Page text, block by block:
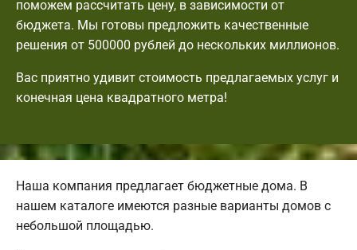
поможем рассчитать цену, в зависимости от
бюджета. Мы готовы предложить качественные
решения от 500000 рублей до нескольких миллионов.
Вас приятно удивит стоимость предлагаемых услуг и
конечная цена квадратного метра!
Наша компания предлагает бюджетные дома. В
нашем каталоге имеются разные варианты домов с
небольшой площадью.